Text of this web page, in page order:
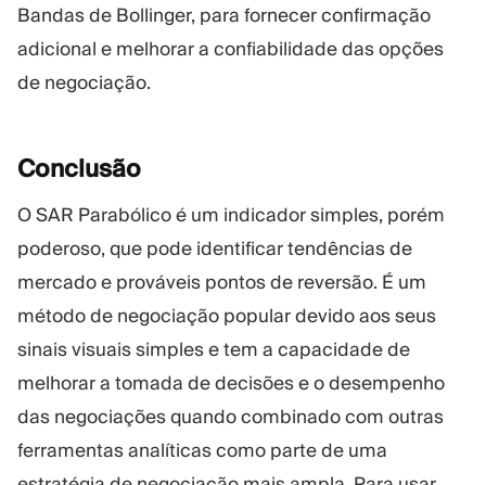
Bandas de Bollinger, para fornecer confirmação
adicional e melhorar a confiabilidade das opções
de negociação.
Conclusão
O SAR Parabólico é um indicador simples, porém
poderoso, que pode identificar tendências de
mercado e prováveis pontos de reversão. É um
método de negociação popular devido aos seus
sinais visuais simples e tem a capacidade de
melhorar a tomada de decisões e o desempenho
das negociações quando combinado com outras
ferramentas analíticas como parte de uma